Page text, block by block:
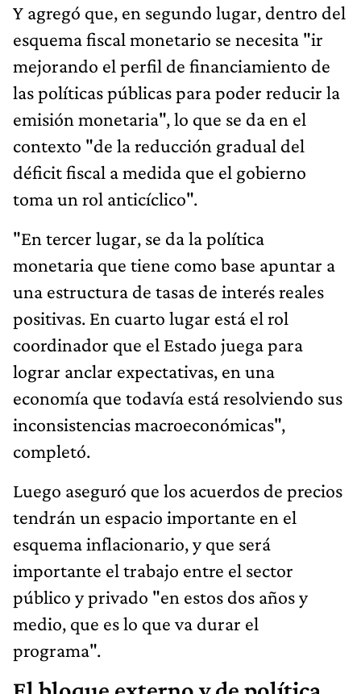
Y agregó que, en segundo lugar, dentro del
esquema fiscal monetario se necesita "ir
mejorando el perfil de financiamiento de
las políticas públicas para poder reducir la
emisión monetaria", lo que se da en el
contexto "de la reducción gradual del
déficit fiscal a medida que el gobierno
toma un rol anticíclico".
"En tercer lugar, se da la política
monetaria que tiene como base apuntar a
una estructura de tasas de interés reales
positivas. En cuarto lugar está el rol
coordinador que el Estado juega para
lograr anclar expectativas, en una
economía que todavía está resolviendo sus
inconsistencias macroeconómicas",
completó.
Luego aseguró que los acuerdos de precios
tendrán un espacio importante en el
esquema inflacionario, y que será
importante el trabajo entre el sector
público y privado "en estos dos años y
medio, que es lo que va durar el
programa".